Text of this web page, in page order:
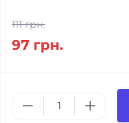
111 грн.
97 грн.